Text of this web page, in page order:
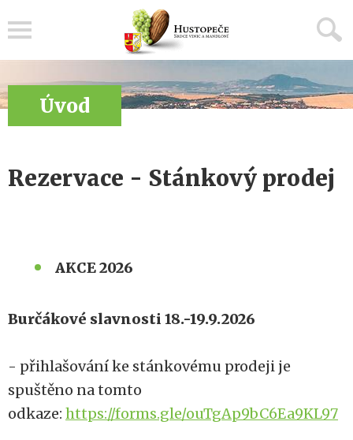
Úvod
Rezervace - Stánkový prodej
AKCE 2026
Burčákové slavnosti 18.-19.9.2026
- přihlašování ke stánkovému prodeji je
spuštěno na tomto
odkaze: https://forms.gle/ouTgAp9bC6Ea9KL97